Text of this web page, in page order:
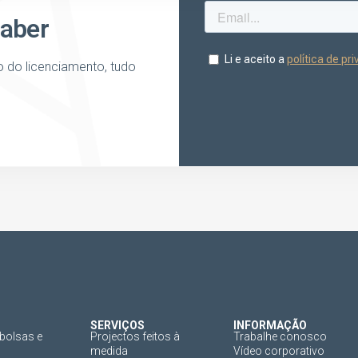
do licenciamento, tudo
e
SERVIÇOS
Projectos feitos à
medida
INFORMAÇÃO
Trabalhe conosco
Vídeo corporativo